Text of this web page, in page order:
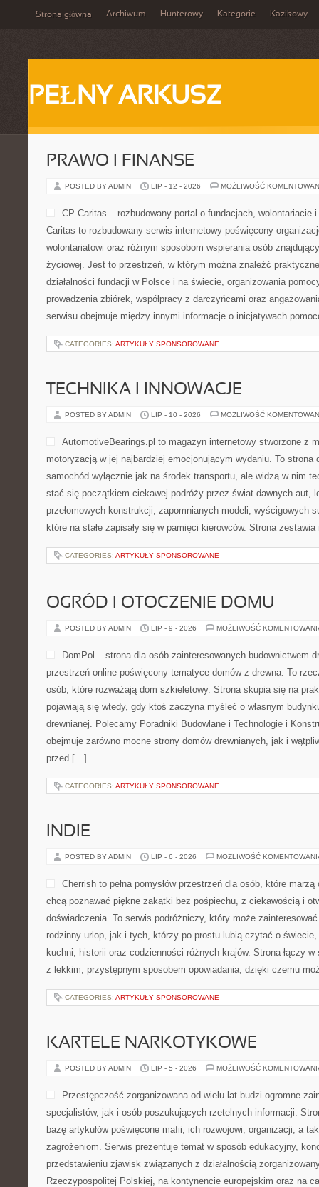
Strona główna Archiwum Hunterowy Kategorie Kazikowy
PEŁNY ARKUSZ
PRAWO I FINANSE
POSTED BY ADMIN LIP - 12 - 2026 MOŻLIWOŚĆ
CP Caritas – rozbudowany portal o fundacjach, wolontariacie
Caritas to rozbudowany serwis internetowy poświęcony
wolontariatowi oraz różnym sposobom wspierania osób
życiowej. Jest to przestrzeń, w którym można znaleźć
działalności fundacji w Polsce i na świecie, organizowania
prowadzenia zbiórek, współpracy z darczyńcami oraz
serwisu obejmuje między innymi informacje o inicjatywach
CATEGORIES: ARTYKUŁY SPONSOROWANE
TECHNIKA I INNOWACJE
POSTED BY ADMIN LIP - 10 - 2026 MOŻLIWOŚĆ
AutomotiveBearings.pl to magazyn internetowy stworzone z
motoryzacją w jej najbardziej emocjonującym wydaniu. To
samochód wyłącznie jak na środek transportu, ale widzą w nim
stać się początkiem ciekawej podróży przez świat dawnych aut,
przełomowych konstrukcji, zapomnianych modeli, wyścigowych
które na stałe zapisały się w pamięci kierowców. Strona
CATEGORIES: ARTYKUŁY SPONSOROWANE
OGRÓD I OTOCZENIE DOMU
POSTED BY ADMIN LIP - 9 - 2026 MOŻLIWOŚĆ
DomPol – strona dla osób zainteresowanych budownictwem
przestrzeń online poświęcony tematyce domów z drewna. To
osób, które rozważają dom szkieletowy. Strona skupia się na
pojawiają się wtedy, gdy ktoś zaczyna myśleć o własnym
drewnianej. Polecamy Poradniki Budowlane i Technologie i
obejmuje zarówno mocne strony domów drewnianych, jak i
przed […]
CATEGORIES: ARTYKUŁY SPONSOROWANE
INDIE
POSTED BY ADMIN LIP - 6 - 2026 MOŻLIWOŚĆ
Cherrish to pełna pomysłów przestrzeń dla osób, które
chcą poznawać piękne zakątki bez pośpiechu, z ciekawością i
doświadczenia. To serwis podróżniczy, który może
rodzinny urlop, jak i tych, którzy po prostu lubią czytać o
kuchni, historii oraz codzienności różnych krajów. Strona łączy
z lekkim, przystępnym sposobem opowiadania, dzięki czemu
CATEGORIES: ARTYKUŁY SPONSOROWANE
KARTELE NARKOTYKOWE
POSTED BY ADMIN LIP - 5 - 2026 MOŻLIWOŚĆ
Przestępczość zorganizowana od wielu lat budzi ogromne
specjalistów, jak i osób poszukujących rzetelnych informacji.
bazę artykułów poświęcone mafii, ich rozwojowi, organizacji, a
zagrożeniom. Serwis prezentuje temat w sposób edukacyjny,
przedstawieniu zjawisk związanych z działalnością
Rzeczypospolitej Polskiej, na kontynencie europejskim oraz na